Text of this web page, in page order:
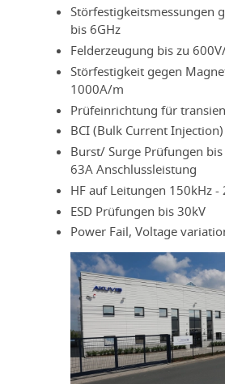
Störfestigkeitsmessungen
bis 6GHz
Felderzeugung bis zu
Störfestigkeit gegen
1000A/m
Prüfeinrichtung für
BCI (Bulk Current Injection)
Burst/ Surge Prüfungen
63A Anschlussleistung
HF auf Leitungen 150kHz -
ESD Prüfungen bis 30kV
Power Fail, Voltage